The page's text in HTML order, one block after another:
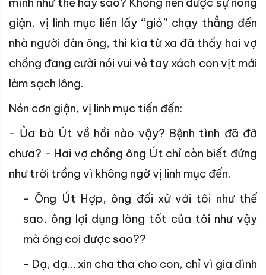
giận, vị linh mục liền lấy “giỏ” chạy thẳng đến
nhà người đàn ông, thì kìa từ xa đã thấy hai vợ
chồng đang cười nói vui vẻ tay xách con vịt mới
làm sạch lông.
Nén cơn giận, vị linh mục tiến đến:
- Ủa bà Út về hồi nào vậy? Bệnh tình đã đỡ
chưa? – Hai vợ chồng ông Út chỉ còn biết đứng
như trời trồng vì không ngờ vị linh mục đến.
- Ông Út Hợp, ông đối xử với tôi như thế
sao, ông lợi dụng lòng tốt của tôi như vậy
mà ông coi được sao??
- Dạ, dạ… xin cha tha cho con, chỉ vì gia đình